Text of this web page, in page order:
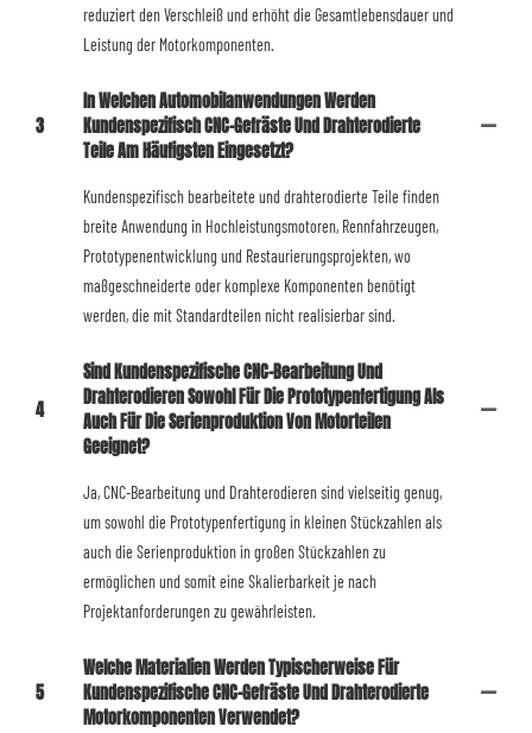
reduziert den Verschleiß und erhöht die Gesamtlebensdauer und
Leistung der Motorkomponenten.
3
In Welchen Automobilanwendungen Werden
Kundenspezifisch CNC-Gefräste Und Drahterodierte
Teile Am Häufigsten Eingesetzt?
Kundenspezifisch bearbeitete und drahterodierte Teile finden
breite Anwendung in Hochleistungsmotoren, Rennfahrzeugen,
Prototypenentwicklung und Restaurierungsprojekten, wo
maßgeschneiderte oder komplexe Komponenten benötigt
werden, die mit Standardteilen nicht realisierbar sind.
4
Sind Kundenspezifische CNC-Bearbeitung Und
Drahterodieren Sowohl Für Die Prototypenfertigung Als
Auch Für Die Serienproduktion Von Motorteilen
Geeignet?
Ja, CNC-Bearbeitung und Drahterodieren sind vielseitig genug,
um sowohl die Prototypenfertigung in kleinen Stückzahlen als
auch die Serienproduktion in großen Stückzahlen zu
ermöglichen und somit eine Skalierbarkeit je nach
Projektanforderungen zu gewährleisten.
5
Welche Materialien Werden Typischerweise Für
Kundenspezifische CNC-Gefräste Und Drahterodierte
Motorkomponenten Verwendet?